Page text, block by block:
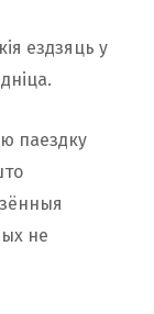
ездзяць у
паездку
не